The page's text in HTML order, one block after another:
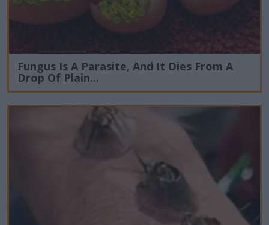
Fungus Is A Parasite, And It Dies From A
Drop Of Plain...